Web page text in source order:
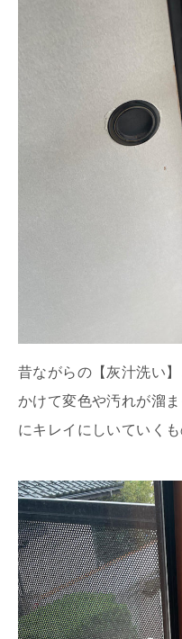
昔ながらの【灰汁洗い
かけて変色や汚れが溜
にキレイにしいていくも